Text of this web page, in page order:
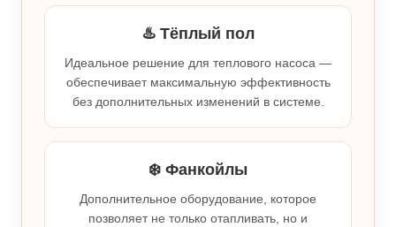
♨️ Тёплый пол
Идеальное решение для теплового насоса —
обеспечивает максимальную эффективность
без дополнительных изменений в системе.
❄️ Фанкойлы
Дополнительное оборудование, которое
позволяет не только отапливать, но и